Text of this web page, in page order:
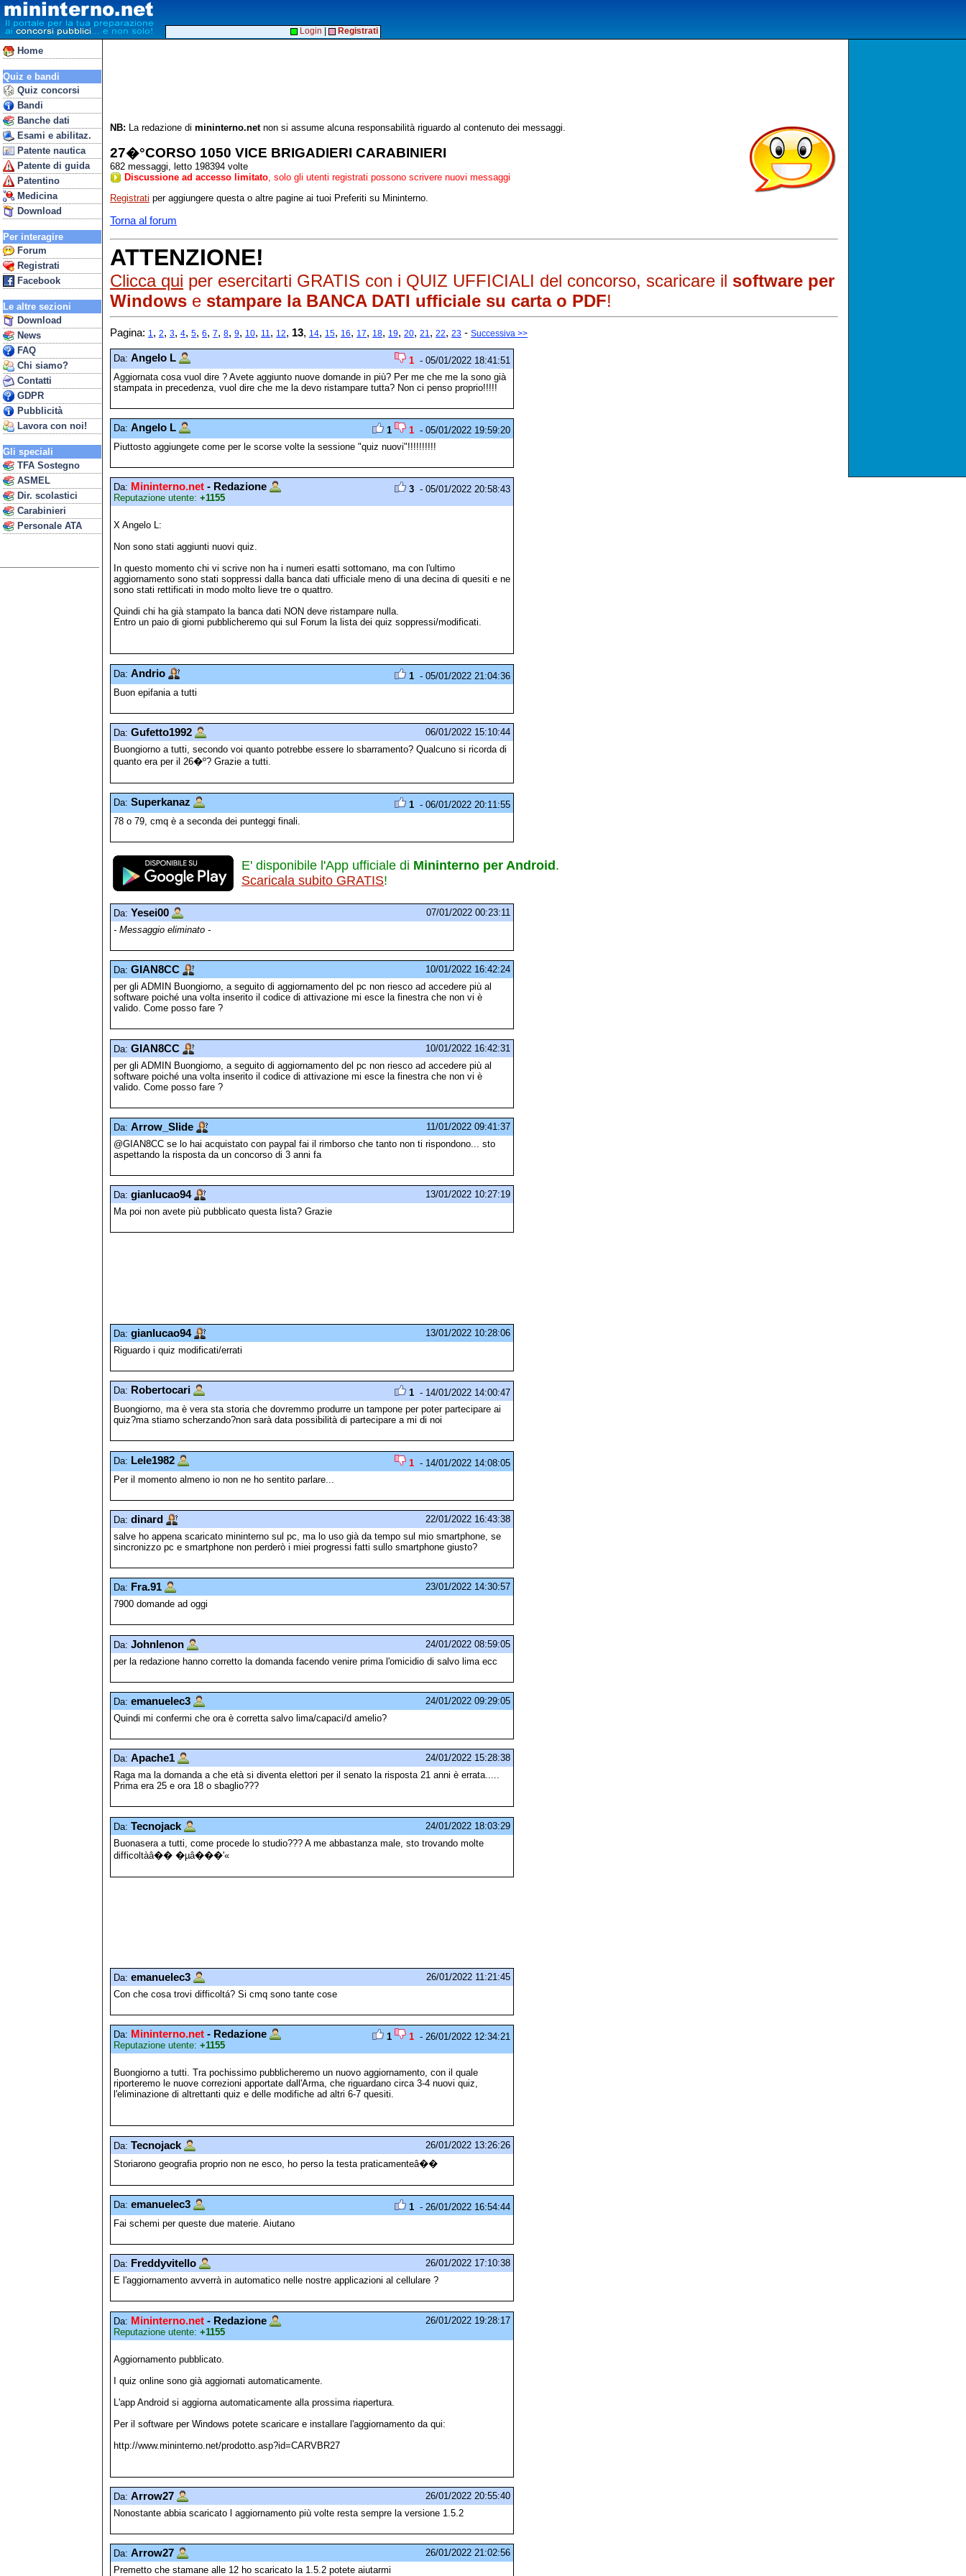
Home
Quiz e bandi
Quiz concorsi
Bandi
Banche dati
Esami e abilitaz.
Patente nautica
Patente di guida
Patentino
Medicina
Download
Per interagire
Forum
Registrati
Facebook
Le altre sezioni
Download
News
FAQ
Chi siamo?
Contatti
GDPR
Pubblicità
Lavora con noi!
Gli speciali
TFA Sostegno
ASMEL
Dir. scolastici
Carabinieri
Personale ATA
Login Registrati
NB: La redazione di mininterno.netnon si assume alcuna responsabilità riguardo al contenuto dei messaggi.
27�°CORSO 1050 VICE BRIGADIERI CARABINIERI
682 messaggi, letto 198394 volte
Discussione ad accesso limitato , solo gli utenti registrati possono scrivere nuovi messaggi
Registrati per aggiungere questa o altre pagine ai tuoi Preferiti su Mininterno.
Torna al forum
ATTENZIONE!
Clicca qui per esercitarti GRATIS con i QUIZ UFFICIALI del concorso, scaricare il software per
Windows e stampare la BANCA DATI ufficiale su carta o PDF!
Pagina: 1, 2, 3, 4, 5, 6, 7, 8, 9, 10, 11, 12, 13, 14, 15, 16, 17, 18, 19, 20, 21, 22, 23 - Successiva >>
Da: Angelo L 1 - 05/01/2022 18:41:51
Aggiornata cosa vuol dire ? Avete aggiunto nuove domande in più? Per me che me la sono già
stampata in precedenza, vuol dire che me la devo ristampare tutta? Non ci penso proprio!!!!!
Da: Angelo L 1 1 - 05/01/2022 19:59:20
Piuttosto aggiungete come per le scorse volte la sessione "quiz nuovi"!!!!!!!!!!
Da: Mininterno.net - Redazione
Reputazione utente: +1155
3 - 05/01/2022 20:58:43
X Angelo L:
Non sono stati aggiunti nuovi quiz.
In questo momento chi vi scrive non ha i numeri esatti sottomano, ma con l'ultimo
aggiornamento sono stati soppressi dalla banca dati ufficiale meno di una decina di quesiti e ne
sono stati rettificati in modo molto lieve tre o quattro.
Quindi chi ha già stampato la banca dati NON deve ristampare nulla.
Entro un paio di giorni pubblicheremo qui sul Forum la lista dei quiz soppressi/modificati.
Da: Andrio 1 - 05/01/2022 21:04:36
Buon epifania a tutti
Da: Gufetto1992
06/01/2022 15:10:44
Buongiorno a tutti, secondo voi quanto potrebbe essere lo sbarramento? Qualcuno si ricorda di
quanto era per il 26�º? Grazie a tutti.
Da: Superkanaz 1 - 06/01/2022 20:11:55
78 o 79, cmq è a seconda dei punteggi finali.
E' disponibile l'App ufficiale di Mininterno per Android.
Scaricala subito GRATIS!
Da: Yesei00
07/01/2022 00:23:11
- Messaggio eliminato -
Da: GIAN8CC
10/01/2022 16:42:24
per gli ADMIN Buongiorno, a seguito di aggiornamento del pc non riesco ad accedere più al
software poiché una volta inserito il codice di attivazione mi esce la finestra che non vi è
valido. Come posso fare ?
Da: GIAN8CC
10/01/2022 16:42:31
per gli ADMIN Buongiorno, a seguito di aggiornamento del pc non riesco ad accedere più al
software poiché una volta inserito il codice di attivazione mi esce la finestra che non vi è
valido. Come posso fare ?
Da: Arrow_Slide
11/01/2022 09:41:37
@GIAN8CC se lo hai acquistato con paypal fai il rimborso che tanto non ti rispondono... sto
aspettando la risposta da un concorso di 3 anni fa
Da: gianlucao94
13/01/2022 10:27:19
Ma poi non avete più pubblicato questa lista? Grazie
Da: gianlucao94
13/01/2022 10:28:06
Riguardo i quiz modificati/errati
Da: Robertocari 1 - 14/01/2022 14:00:47
Buongiorno, ma è vera sta storia che dovremmo produrre un tampone per poter partecipare ai
quiz?ma stiamo scherzando?non sarà data possibilità di partecipare a mi di noi
Da: Lele1982 1 - 14/01/2022 14:08:05
Per il momento almeno io non ne ho sentito parlare...
Da: dinard
22/01/2022 16:43:38
salve ho appena scaricato mininterno sul pc, ma lo uso già da tempo sul mio smartphone, se
sincronizzo pc e smartphone non perderò i miei progressi fatti sullo smartphone giusto?
Da: Fra.91
23/01/2022 14:30:57
7900 domande ad oggi
Da: Johnlenon
24/01/2022 08:59:05
per la redazione hanno corretto la domanda facendo venire prima l'omicidio di salvo lima ecc
Da: emanuelec3
24/01/2022 09:29:05
Quindi mi confermi che ora è corretta salvo lima/capaci/d amelio?
Da: Apache1
24/01/2022 15:28:38
Raga ma la domanda a che età si diventa elettori per il senato la risposta 21 anni è errata.....
Prima era 25 e ora 18 o sbaglio???
Da: Tecnojack
24/01/2022 18:03:29
Buonasera a tutti, come procede lo studio??? A me abbastanza male, sto trovando molte
difficoltàâ�� �µâ���'«
Da: emanuelec3
26/01/2022 11:21:45
Con che cosa trovi difficoltá? Si cmq sono tante cose
Da: Mininterno.net - Redazione
Reputazione utente: +1155
1 1 - 26/01/2022 12:34:21
Buongiorno a tutti. Tra pochissimo pubblicheremo un nuovo aggiornamento, con il quale
riporteremo le nuove correzioni apportate dall'Arma, che riguardano circa 3-4 nuovi quiz,
l'eliminazione di altrettanti quiz e delle modifiche ad altri 6-7 quesiti.
Da: Tecnojack
26/01/2022 13:26:26
Storiarono geografia proprio non ne esco, ho perso la testa praticamenteâ��
Da: emanuelec3 1 - 26/01/2022 16:54:44
Fai schemi per queste due materie. Aiutano
Da: Freddyvitello
26/01/2022 17:10:38
E l'aggiornamento avverrà in automatico nelle nostre applicazioni al cellulare ?
Da: Mininterno.net - Redazione
Reputazione utente: +1155
26/01/2022 19:28:17
Aggiornamento pubblicato.
I quiz online sono già aggiornati automaticamente.
L'app Android si aggiorna automaticamente alla prossima riapertura.
Per il software per Windows potete scaricare e installare l'aggiornamento da qui:
http://www.mininterno.net/prodotto.asp?id=CARVBR27
Da: Arrow27
26/01/2022 20:55:40
Nonostante abbia scaricato l aggiornamento più volte resta sempre la versione 1.5.2
Da: Arrow27
26/01/2022 21:02:56
Premetto che stamane alle 12 ho scaricato la 1.5.2 potete aiutarmi